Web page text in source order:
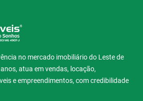
no mercado imobiliário do Leste de
atua em vendas, locação,
e empreendimentos, com credibilidade